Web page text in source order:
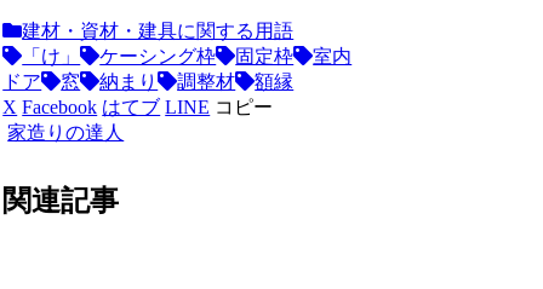
建材・資材・建具に関する用語
「け」
ケーシング枠 固定枠
室内
ドア
窓 納まり 調整材
額縁
X Facebook はてブ LINE コピー
家造りの達人
関連記事